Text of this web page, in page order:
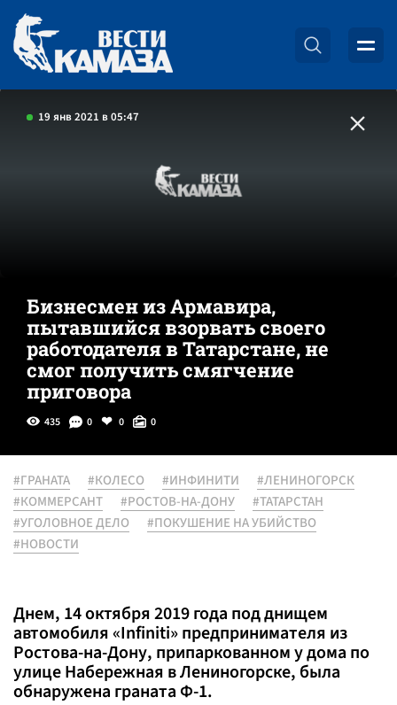
19 янв 2021 в 05:47
Бизнесмен из Армавира,
пытавшийся взорвать своего
работодателя в Татарстане, не
смог получить смягчение
приговора
435 0 0 0
#ГРАНАТА #КОЛЕСО #ИНФИНИТИ
#ЛЕНИНОГОРСК
#КОММЕРСАНТ
#РОСТОВ-НА-ДОНУ
#ТАТАРСТАН
#УГОЛОВНОЕ ДЕЛО
#ПОКУШЕНИЕ НА УБИЙСТВО
#НОВОСТИ
Днем, 14 октября 2019 года под днищем
автомобиля «Infiniti» предпринимателя из
Ростова-на-Дону, припаркованном у дома по
улице Набережная в Лениногорске, была
обнаружена граната Ф-1.